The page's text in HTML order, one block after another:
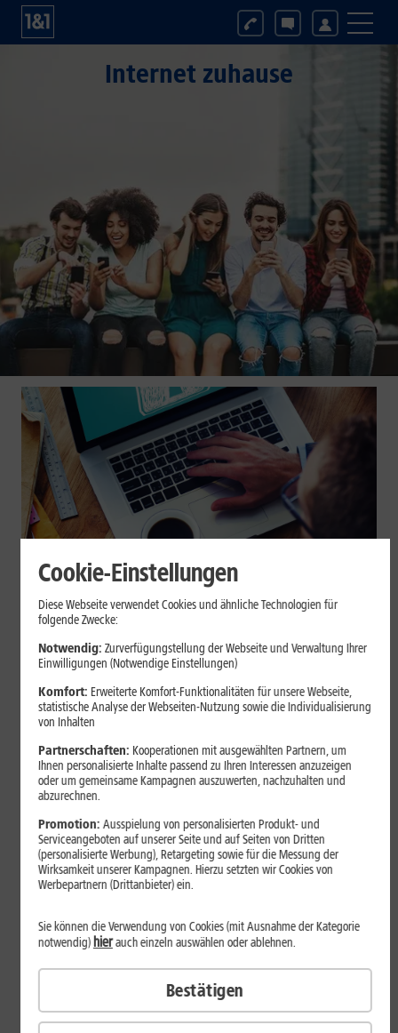
Internet zuhause
Internet zuhause
Browser-Erweiterungen sicher
nutzen: So erkennst Du
vertrauenswürdige Add-ons
Browser-Erweiterungen können praktisch sein, greifen aber je
nach Berechtigung tief in Deine Browserdaten ein. Der Beitrag
zeigt Dir, wie Du Add-ons vor der Installation prüfst und riskante
Erweiterungen erkennst.
Mehr erfahren
Cookie-Einstellungen
Diese Webseite verwendet Cookies und ähnliche Technologien für
folgende Zwecke:
Notwendig: Zurverfügungstellung der Webseite und Verwaltung Ihrer
Einwilligungen (Notwendige Einstellungen)
Komfort: Erweiterte Komfort-Funktionalitäten für unsere Webseite,
statistische Analyse der Webseiten-Nutzung sowie die Individualisierung
von Inhalten
Partnerschaften: Kooperationen mit ausgewählten Partnern, um
Ihnen personalisierte Inhalte passend zu Ihren Interessen anzuzeigen
oder um gemeinsame Kampagnen auszuwerten, nachzuhalten und
abzurechnen.
Promotion: Ausspielung von personalisierten Produkt- und
Serviceangeboten auf unserer Seite und auf Seiten von Dritten
(personalisierte Werbung), Retargeting sowie für die Messung der
Wirksamkeit unserer Kampagnen. Hierzu setzten wir Cookies von
Werbepartnern (Drittanbieter) ein.
Sie können die Verwendung von Cookies (mit Ausnahme der Kategorie
notwendig) hierauch einzeln auswählen oder ablehnen.
Bestätigen